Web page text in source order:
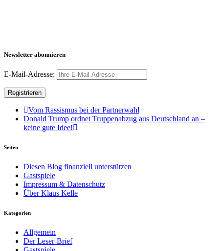
Newsletter abonnieren
E-Mail-Adresse:
Vom Rassismus bei der Partnerwahl
Donald Trump ordnet Truppenabzug aus Deutschland an –
keine gute Idee!
Seiten
Diesen Blog finanziell unterstützen
Gastspiele
Impressum & Datenschutz
Über Klaus Kelle
Kategorien
Allgemein
Der Leser-Brief